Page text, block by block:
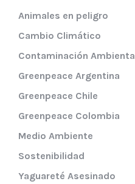
Animales en peligro
Cambio Climático
Contaminación
Greenpeace Argentina
Greenpeace Chile
Greenpeace Colombia
Medio Ambiente
Sostenibilidad
Yaguareté Asesinado